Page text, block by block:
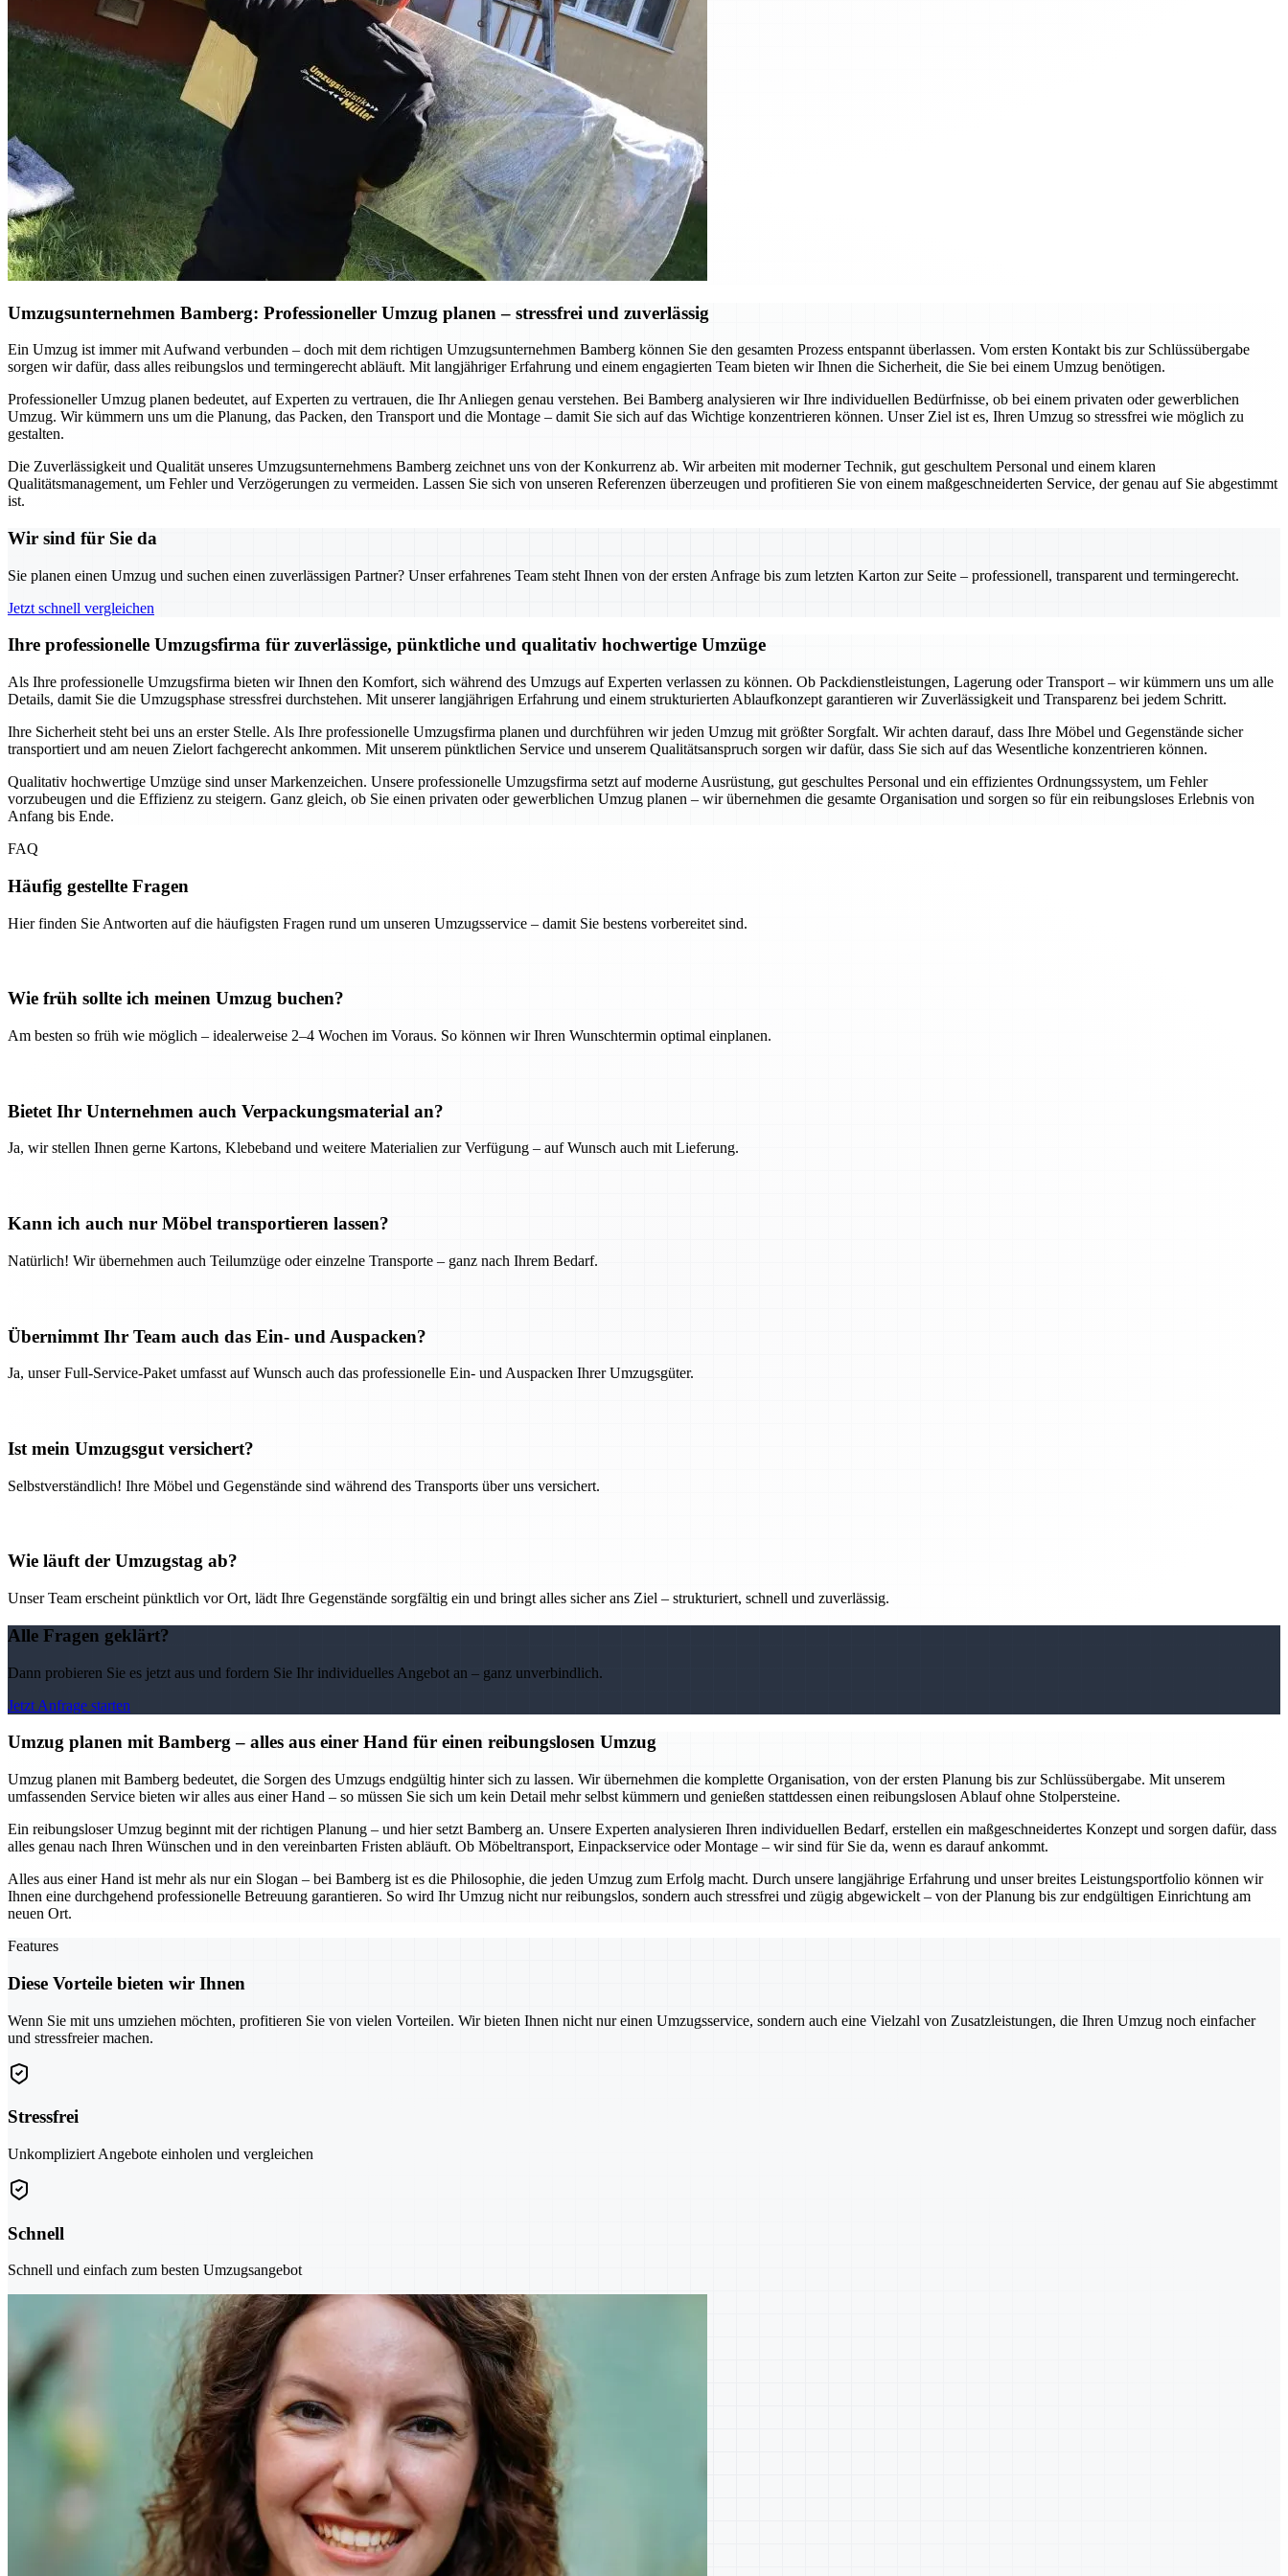
Umzugsunternehmen Bamberg: Professioneller Umzug planen – stressfrei und zuverlässig
Ein Umzug ist immer mit Aufwand verbunden – doch mit dem richtigen Umzugsunternehmen Bamberg können Sie den gesamten Prozess entspannt überlassen. Vom ersten Kontakt bis zur Schlüssübergabe
sorgen wir dafür, dass alles reibungslos und termingerecht abläuft. Mit langjähriger Erfahrung und einem engagierten Team bieten wir Ihnen die Sicherheit, die Sie bei einem Umzug benötigen.
Professioneller Umzug planen bedeutet, auf Experten zu vertrauen, die Ihr Anliegen genau verstehen. Bei Bamberg analysieren wir Ihre individuellen Bedürfnisse, ob bei einem privaten oder gewerblichen
Umzug. Wir kümmern uns um die Planung, das Packen, den Transport und die Montage – damit Sie sich auf das Wichtige konzentrieren können. Unser Ziel ist es, Ihren Umzug so stressfrei wie möglich zu
gestalten.
Die Zuverlässigkeit und Qualität unseres Umzugsunternehmens Bamberg zeichnet uns von der Konkurrenz ab. Wir arbeiten mit moderner Technik, gut geschultem Personal und einem klaren
Qualitätsmanagement, um Fehler und Verzögerungen zu vermeiden. Lassen Sie sich von unseren Referenzen überzeugen und profitieren Sie von einem maßgeschneiderten Service, der genau auf Sie abgestimmt
ist.
Wir sind für Sie da
Sie planen einen Umzug und suchen einen zuverlässigen Partner? Unser erfahrenes Team steht Ihnen von der ersten Anfrage bis zum letzten Karton zur Seite – professionell, transparent und termingerecht.
Jetzt schnell vergleichen
Ihre professionelle Umzugsfirma für zuverlässige, pünktliche und qualitativ hochwertige Umzüge
Als Ihre professionelle Umzugsfirma bieten wir Ihnen den Komfort, sich während des Umzugs auf Experten verlassen zu können. Ob Packdienstleistungen, Lagerung oder Transport – wir kümmern uns um alle
Details, damit Sie die Umzugsphase stressfrei durchstehen. Mit unserer langjährigen Erfahrung und einem strukturierten Ablaufkonzept garantieren wir Zuverlässigkeit und Transparenz bei jedem Schritt.
Ihre Sicherheit steht bei uns an erster Stelle. Als Ihre professionelle Umzugsfirma planen und durchführen wir jeden Umzug mit größter Sorgfalt. Wir achten darauf, dass Ihre Möbel und Gegenstände sicher
transportiert und am neuen Zielort fachgerecht ankommen. Mit unserem pünktlichen Service und unserem Qualitätsanspruch sorgen wir dafür, dass Sie sich auf das Wesentliche konzentrieren können.
Qualitativ hochwertige Umzüge sind unser Markenzeichen. Unsere professionelle Umzugsfirma setzt auf moderne Ausrüstung, gut geschultes Personal und ein effizientes Ordnungssystem, um Fehler
vorzubeugen und die Effizienz zu steigern. Ganz gleich, ob Sie einen privaten oder gewerblichen Umzug planen – wir übernehmen die gesamte Organisation und sorgen so für ein reibungsloses Erlebnis von
Anfang bis Ende.
FAQ
Häufig gestellte Fragen
Hier finden Sie Antworten auf die häufigsten Fragen rund um unseren Umzugsservice – damit Sie bestens vorbereitet sind.
Wie früh sollte ich meinen Umzug buchen?
Am besten so früh wie möglich – idealerweise 2–4 Wochen im Voraus. So können wir Ihren Wunschtermin optimal einplanen.
Bietet Ihr Unternehmen auch Verpackungsmaterial an?
Ja, wir stellen Ihnen gerne Kartons, Klebeband und weitere Materialien zur Verfügung – auf Wunsch auch mit Lieferung.
Kann ich auch nur Möbel transportieren lassen?
Natürlich! Wir übernehmen auch Teilumzüge oder einzelne Transporte – ganz nach Ihrem Bedarf.
Übernimmt Ihr Team auch das Ein- und Auspacken?
Ja, unser Full-Service-Paket umfasst auf Wunsch auch das professionelle Ein- und Auspacken Ihrer Umzugsgüter.
Ist mein Umzugsgut versichert?
Selbstverständlich! Ihre Möbel und Gegenstände sind während des Transports über uns versichert.
Wie läuft der Umzugstag ab?
Unser Team erscheint pünktlich vor Ort, lädt Ihre Gegenstände sorgfältig ein und bringt alles sicher ans Ziel – strukturiert, schnell und zuverlässig.
Alle Fragen geklärt?
Dann probieren Sie es jetzt aus und fordern Sie Ihr individuelles Angebot an – ganz unverbindlich.
Jetzt Anfrage starten
Umzug planen mit Bamberg – alles aus einer Hand für einen reibungslosen Umzug
Umzug planen mit Bamberg bedeutet, die Sorgen des Umzugs endgültig hinter sich zu lassen. Wir übernehmen die komplette Organisation, von der ersten Planung bis zur Schlüssübergabe. Mit unserem
umfassenden Service bieten wir alles aus einer Hand – so müssen Sie sich um kein Detail mehr selbst kümmern und genießen stattdessen einen reibungslosen Ablauf ohne Stolpersteine.
Ein reibungsloser Umzug beginnt mit der richtigen Planung – und hier setzt Bamberg an. Unsere Experten analysieren Ihren individuellen Bedarf, erstellen ein maßgeschneidertes Konzept und sorgen dafür, dass
alles genau nach Ihren Wünschen und in den vereinbarten Fristen abläuft. Ob Möbeltransport, Einpackservice oder Montage – wir sind für Sie da, wenn es darauf ankommt.
Alles aus einer Hand ist mehr als nur ein Slogan – bei Bamberg ist es die Philosophie, die jeden Umzug zum Erfolg macht. Durch unsere langjährige Erfahrung und unser breites Leistungsportfolio können wir
Ihnen eine durchgehend professionelle Betreuung garantieren. So wird Ihr Umzug nicht nur reibungslos, sondern auch stressfrei und zügig abgewickelt – von der Planung bis zur endgültigen Einrichtung am
neuen Ort.
Features
Diese Vorteile bieten wir Ihnen
Wenn Sie mit uns umziehen möchten, profitieren Sie von vielen Vorteilen. Wir bieten Ihnen nicht nur einen Umzugsservice, sondern auch eine Vielzahl von Zusatzleistungen, die Ihren Umzug noch einfacher
und stressfreier machen.
Stressfrei
Unkompliziert Angebote einholen und vergleichen
Schnell
Schnell und einfach zum besten Umzugsangebot